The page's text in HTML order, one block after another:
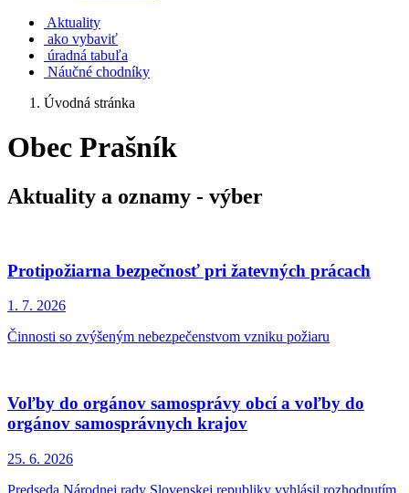
Aktuality
ako vybaviť
úradná tabuľa
Náučné chodníky
Úvodná stránka
Obec Prašník
Aktuality a oznamy - výber
Protipožiarna bezpečnosť pri žatevných prácach
1. 7. 2026
Činnosti so zvýšeným nebezpečenstvom vzniku požiaru
Voľby do orgánov samosprávy obcí a voľby do
orgánov samosprávnych krajov
25. 6. 2026
Predseda Národnej rady Slovenskej republiky vyhlásil rozhodnutím